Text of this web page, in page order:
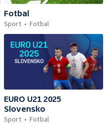
Fotbal
Sport
Fotbal
EURO U21 2025
Slovensko
Sport
Fotbal